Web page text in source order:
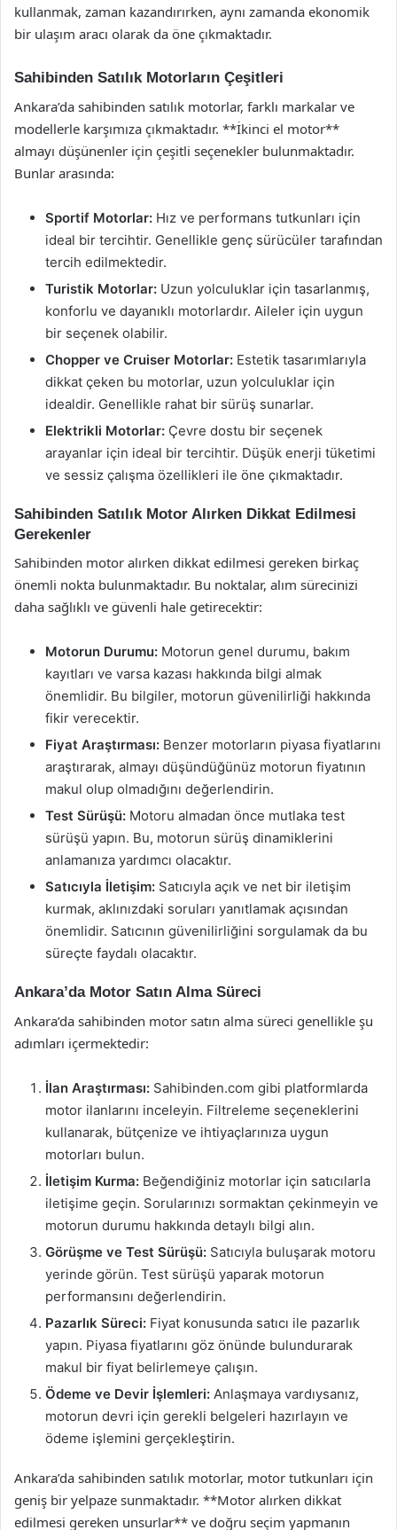
kullanmak, zaman kazandırırken, aynı zamanda ekonomik
bir ulaşım aracı olarak da öne çıkmaktadır.
Sahibinden Satılık Motorların Çeşitleri
Ankara’da sahibinden satılık motorlar, farklı markalar ve
modellerle karşımıza çıkmaktadır. **İkinci el motor**
almayı düşünenler için çeşitli seçenekler bulunmaktadır.
Bunlar arasında:
Sportif Motorlar: Hız ve performans tutkunları için
ideal bir tercihtir. Genellikle genç sürücüler tarafından
tercih edilmektedir.
Turistik Motorlar: Uzun yolculuklar için tasarlanmış,
konforlu ve dayanıklı motorlardır. Aileler için uygun
bir seçenek olabilir.
Chopper ve Cruiser Motorlar: Estetik tasarımlarıyla
dikkat çeken bu motorlar, uzun yolculuklar için
idealdir. Genellikle rahat bir sürüş sunarlar.
Elektrikli Motorlar: Çevre dostu bir seçenek
arayanlar için ideal bir tercihtir. Düşük enerji tüketimi
ve sessiz çalışma özellikleri ile öne çıkmaktadır.
Sahibinden Satılık Motor Alırken Dikkat Edilmesi
Gerekenler
Sahibinden motor alırken dikkat edilmesi gereken birkaç
önemli nokta bulunmaktadır. Bu noktalar, alım sürecinizi
daha sağlıklı ve güvenli hale getirecektir:
Motorun Durumu: Motorun genel durumu, bakım
kayıtları ve varsa kazası hakkında bilgi almak
önemlidir. Bu bilgiler, motorun güvenilirliği hakkında
fikir verecektir.
Fiyat Araştırması: Benzer motorların piyasa fiyatlarını
araştırarak, almayı düşündüğünüz motorun fiyatının
makul olup olmadığını değerlendirin.
Test Sürüşü: Motoru almadan önce mutlaka test
sürüşü yapın. Bu, motorun sürüş dinamiklerini
anlamanıza yardımcı olacaktır.
Satıcıyla İletişim: Satıcıyla açık ve net bir iletişim
kurmak, aklınızdaki soruları yanıtlamak açısından
önemlidir. Satıcının güvenilirliğini sorgulamak da bu
süreçte faydalı olacaktır.
Ankara’da Motor Satın Alma Süreci
Ankara’da sahibinden motor satın alma süreci genellikle şu
adımları içermektedir:
İlan Araştırması: Sahibinden.com gibi platformlarda
motor ilanlarını inceleyin. Filtreleme seçeneklerini
kullanarak, bütçenize ve ihtiyaçlarınıza uygun
motorları bulun.
İletişim Kurma: Beğendiğiniz motorlar için satıcılarla
iletişime geçin. Sorularınızı sormaktan çekinmeyin ve
motorun durumu hakkında detaylı bilgi alın.
Görüşme ve Test Sürüşü: Satıcıyla buluşarak motoru
yerinde görün. Test sürüşü yaparak motorun
performansını değerlendirin.
Pazarlık Süreci: Fiyat konusunda satıcı ile pazarlık
yapın. Piyasa fiyatlarını göz önünde bulundurarak
makul bir fiyat belirlemeye çalışın.
Ödeme ve Devir İşlemleri: Anlaşmaya vardıysanız,
motorun devri için gerekli belgeleri hazırlayın ve
ödeme işlemini gerçekleştirin.
Ankara’da sahibinden satılık motorlar, motor tutkunları için
geniş bir yelpaze sunmaktadır. **Motor alırken dikkat
edilmesi gereken unsurlar** ve doğru seçim yapmanın